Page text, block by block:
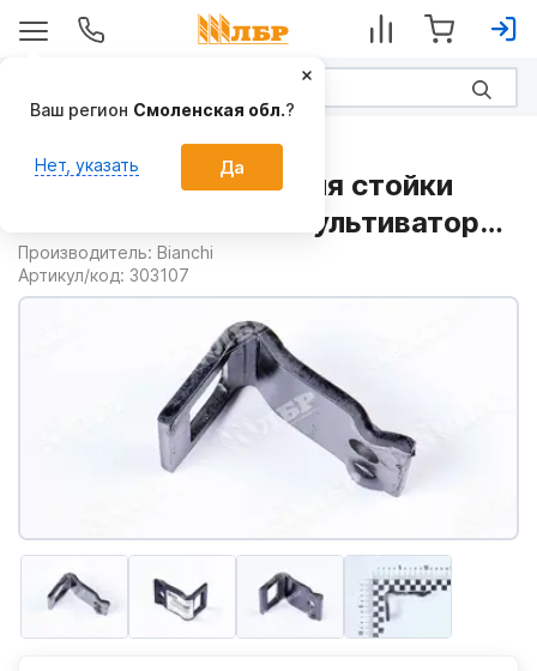
Кронштейн крепления стойки
50х6мм 303107 на Культиваторы
междурядные
Производитель: Bianchi
Артикул/код: 303107
Ваш регион Смоленская обл.?
Нет, указать Да